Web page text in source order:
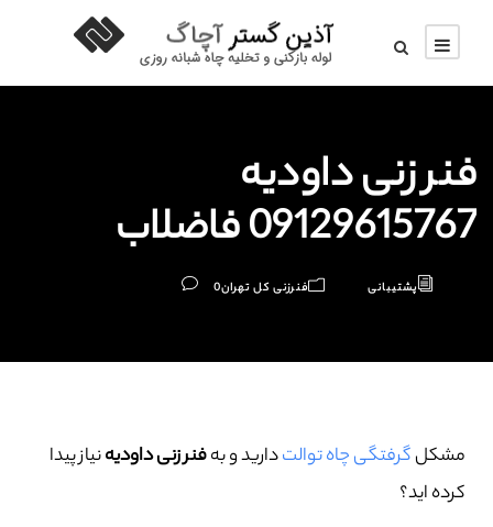
فنر زنی داودیه
09129615767 فاضلاب
پشتیبانی فنرزنی کل تهران0
مشکلگرفتگی چاه توالتدارید و بهفنر زنی داودیهنیاز پیدا
کرده اید؟